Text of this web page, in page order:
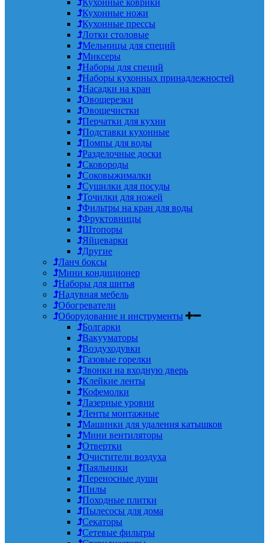
Кухонные ножи
Кухонные прессы
Лотки столовые
Мельницы для специй
Миксеры
Наборы для специй
Наборы кухонных принадлежностей
Насадки на кран
Овощерезки
Овощечистки
Перчатки для кухни
Подставки кухонные
Помпы для воды
Разделочные доски
Сковороды
Соковыжималки
Сушилки для посуды
Точилки для ножей
Фильтры на кран для воды
Фруктовницы
Штопоры
Яйцеварки
Другие
Ланч боксы
Мини кондиционер
Наборы для шитья
Надувная мебель
Обогреватели
Оборудование и инструменты
Болгарки
Вакууматоры
Воздуходувки
Газовые горелки
Звонки на входную дверь
Клейкие ленты
Кофемолки
Лазерные уровни
Ленты монтажные
Машинки для удаления катышков
Мини вентиляторы
Отвертки
Очистители воздуха
Паяльники
Переносные души
Пилы
Походные плитки
Пылесосы для дома
Секаторы
Сетевые фильтры